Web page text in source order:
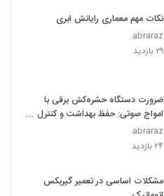
نکات مهم معماری رایانش ابری
abraraz
۲۹ بازدید
ضرورت دستگاه حشره‌کش برقی با
امواج صوتی: حفظ بهداشت و کنترل
حشرات
abraraz
۲۴ بازدید
مشکلات اساسی در تعمیر گیربکس